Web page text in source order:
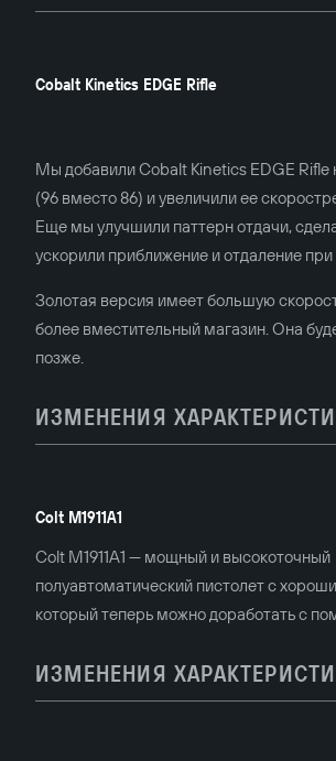
Cobalt Kinetics EDGE Rifle
Мы добавили Cobalt Kinetics EDGE Rifle
(96 вместо 86) и увеличили ее
Еще мы улучшили паттерн отдачи,
ускорили приближение и отдаление
Золотая версия имеет большую
более вместительный магазин. Она
позже.
ИЗМЕНЕНИЯ
Colt M1911A1
Colt M1911A1 — мощный и высокоточный
полуавтоматический пистолет с
который теперь можно доработать с
ИЗМЕНЕНИЯ